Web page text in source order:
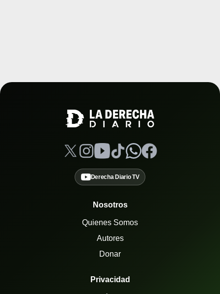
Derecha Diario TV
Nosotros
Quienes Somos
Autores
Donar
Privacidad